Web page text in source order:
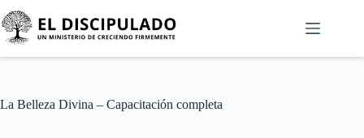
La Belleza Divina – Capacitación completa